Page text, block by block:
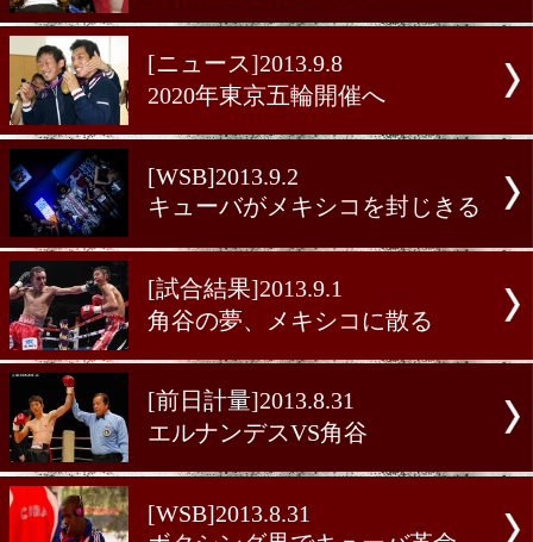
[動画・前日計量]2013.9.14
過去最大規模の前日計量
[動画・記者会見]2013.9.13
メイン級のアンダーカード!
現役最強を決める戦い
[ニュース]2013.9.8